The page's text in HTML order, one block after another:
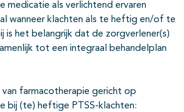
medicatie als verlichtend ervaren
wanneer klachten als te heftig en/of te
is het belangrijk dat de zorgverlener(s)
tot een integraal behandelplan
van farmacotherapie gericht op
bij (te) heftige PTSS-klachten: